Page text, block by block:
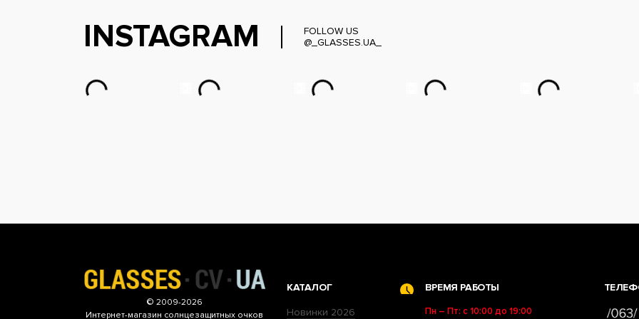
INSTAGRAM
FOLLOW US
@_GLASSES.UA_
© 2009-2026
Интернет-магазин солнцезащитных очков
КАТАЛОГ
Новинки 2026
ВРЕМЯ РАБОТЫ
Пн – Пт: с 10:00 до 19:00